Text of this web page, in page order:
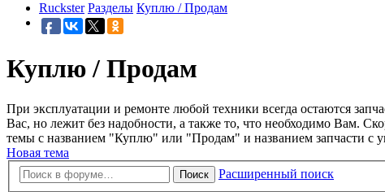
Ruckster Разделы Куплю / Продам
Куплю / Продам
При эксплуатации и ремонте любой техники всегда остаются
Вас, но лежит без надобности, а также то, что необходимо Вам.
темы с названием "Куплю" или "Продам" и названием запчасти с
Новая тема
Поиск
Расширенный поиск